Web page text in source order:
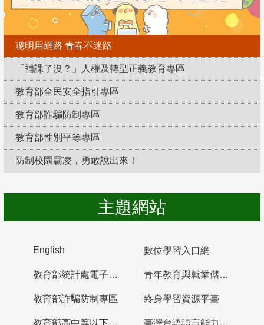
聰明用網路 青春不迷路
「補課了沒？」人權及轉型正義教育專區
教育部全民安全指引專區
教育部詐騙防制專區
教育部性別平等專區
防制校園霸凌，勇敢說出來！
主題網站
English 數位學習入口網
教育部統計處電子書櫃 青年教育與就業儲蓄帳戶
教育部詐騙防制專區 終身學習資源平臺
教育部高中等以下學校及幼兒園教師資格檢定考試 臺灣台語語言能力認證網站